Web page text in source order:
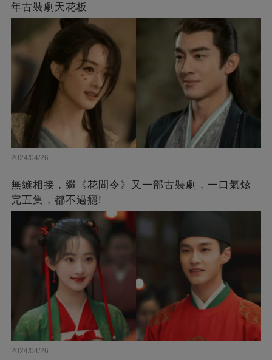
年古裝劇天花板
2024/04/26
無縫相接，繼《花間令》又一部古裝劇，一口氣炫
完五集，都不過癮!
2024/04/26